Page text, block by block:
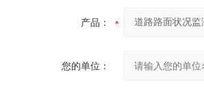
产品：
您的单位：